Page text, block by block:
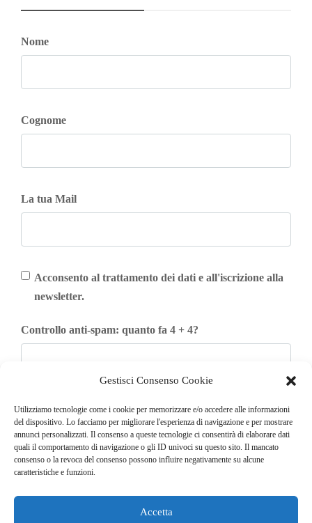
Gestisci Consenso Cookie
Utilizziamo tecnologie come i cookie per memorizzare e/o accedere alle informazioni
del dispositivo. Lo facciamo per migliorare l'esperienza di navigazione e per mostrare
annunci personalizzati. Il consenso a queste tecnologie ci consentirà di elaborare dati
quali il comportamento di navigazione o gli ID univoci su questo sito. Il mancato
consenso o la revoca del consenso possono influire negativamente su alcune
caratteristiche e funzioni.
Accetta
Nome
Cognome
La tua Mail
Acconsento al trattamento dei dati e all'iscrizione alla
newsletter.
Controllo anti-spam: quanto fa 4 + 4?
Iscriviti